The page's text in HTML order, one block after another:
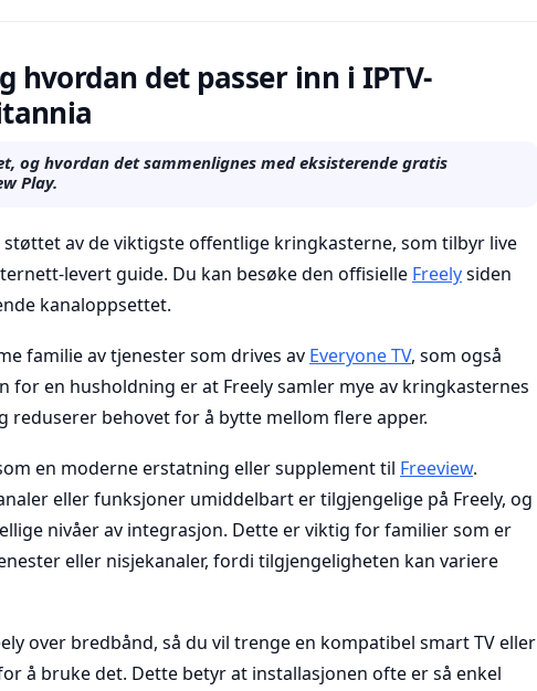
hvordan det passer inn i IPTV-
og hvordan det sammenlignes med eksisterende gratis
Play.
av de viktigste offentlige kringkasterne, som tilbyr live
levert guide. Du kan besøke den offisielle Freelysiden
kanaloppsettet.
familie av tjenester som drives av Everyone TV, som også
for en husholdning er at Freely samler mye av kringkasternes
reduserer behovet for å bytte mellom flere apper.
en moderne erstatning eller supplement til Freeview.
eller funksjoner umiddelbart er tilgjengelige på Freely, og
nivåer av integrasjon. Dette er viktig for familier som er
eller nisjekanaler, fordi tilgjengeligheten kan variere
over bredbånd, så du vil trenge en kompatibel smart TV eller
å bruke det. Dette betyr at installasjonen ofte er så enkel